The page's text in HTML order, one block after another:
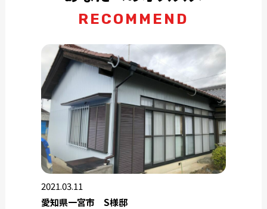
RECOMMEND
2021.03.11
愛知県一宮市 S様邸